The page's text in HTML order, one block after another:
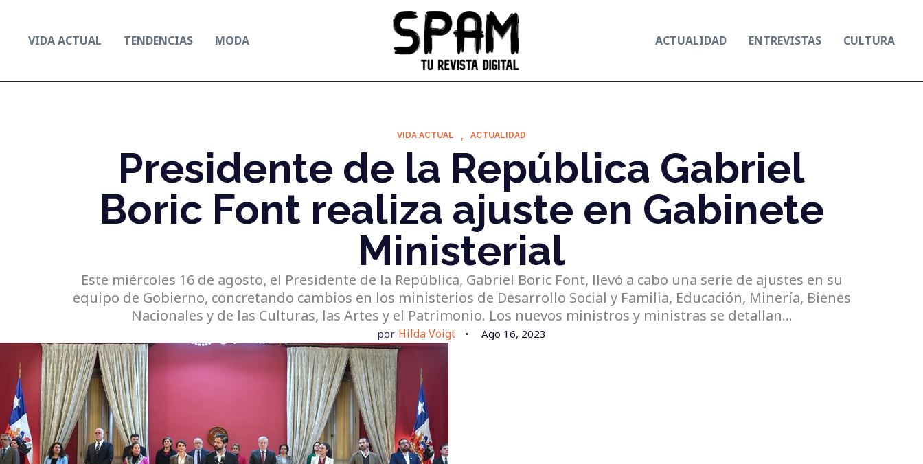
contenidoVIDA ACTUAL TENDENCIAS MODA ACTUALIDAD ENTREVISTAS CULTURA
VIDA ACTUAL , ACTUALIDAD
Presidente de la República Gabriel
Boric Font realiza ajuste en Gabinete
Ministerial
Este miércoles 16 de agosto, el Presidente de la República, Gabriel Boric Font, llevó a cabo una serie de ajustes en su
equipo de Gobierno, concretando cambios en los ministerios de Desarrollo Social y Familia, Educación, Minería, Bienes
Nacionales y de las Culturas, las Artes y el Patrimonio. Los nuevos ministros y ministras se detallan…
por Hilda Voigt Ago 16, 2023